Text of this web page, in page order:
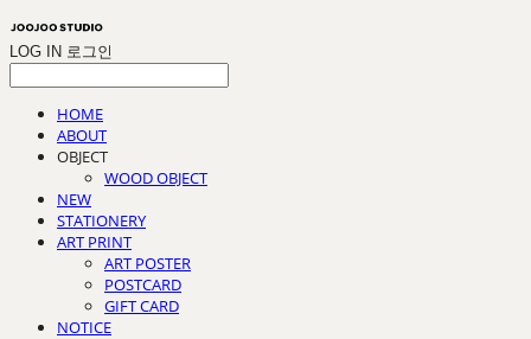
LOG IN 로그인
HOME
ABOUT
OBJECT
WOOD OBJECT
NEW
STATIONERY
ART PRINT
ART POSTER
POSTCARD
GIFT CARD
NOTICE